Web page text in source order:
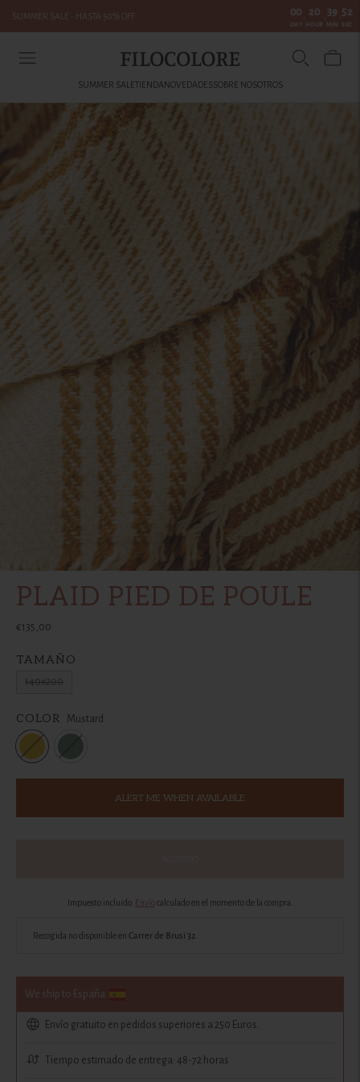
SUMMER SALE - HASTA 50% OFF 00
DAY
: 20
HOUR
: 39
MIN
: 52
SEC
FILOCOLORE
SUMMER SALETIENDANOVEDADESSOBRE NOSOTROS
PLAID PIED DE POULE
€135,00
TAMAÑO
140x200
COLOR Mustard
ALERT ME WHEN AVAILABLE
Impuesto incluido. Envíocalculado en el momento de la compra.
Recogida no disponible en Carrer de Brusi 32
We ship to España
Envío gratuito en pedidos superiores a 250 Euros.
Tiempo estimado de entrega: 48-72 horas